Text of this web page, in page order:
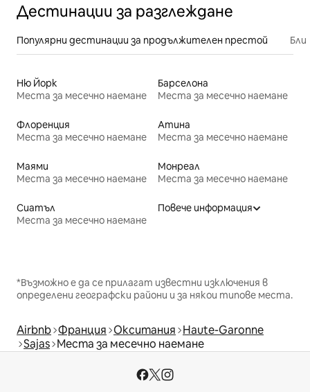
Дестинации за разглеждане
Популярни дестинации за продължителен престой
Ню Йорк
Места за месечно наемане
Барселона
Места за месечно наемане
Флоренция
Места за месечно наемане
Атина
Места за месечно наемане
Маями
Места за месечно наемане
Монреал
Места за месечно наемане
Сиатъл
Места за месечно наемане
Повече информация
*Възможно е да се прилагат известни изключения в
определени географски райони и за някои типове места.
Airbnb Франция Окситания Haute-Garonne
Sajas Места за месечно наемане